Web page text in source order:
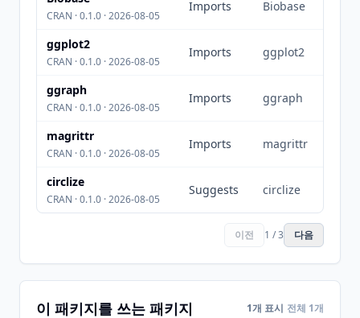
CRAN · 0.1.0 · 2026-08-05
Imports Biobase
ggplot2
CRAN · 0.1.0 · 2026-08-05
Imports ggplot2
ggraph
CRAN · 0.1.0 · 2026-08-05
Imports ggraph
magrittr
CRAN · 0.1.0 · 2026-08-05
Imports magrittr
circlize
CRAN · 0.1.0 · 2026-08-05
Suggests circlize
이전 1 / 3 다음
이 패키지를 쓰는 패키지 1개 표시 전체 1개